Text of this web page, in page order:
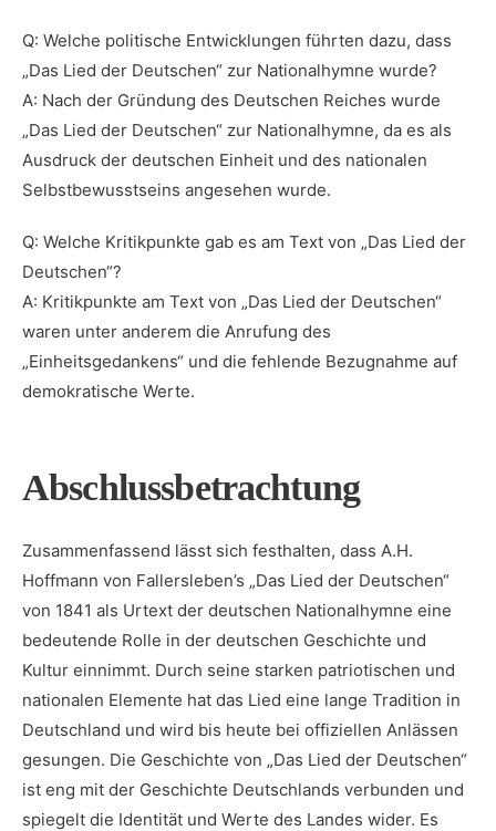
Q:⁣ Welche ‌politische Entwicklungen führten ⁤dazu, dass
„Das Lied ⁣der Deutschen“ zur Nationalhymne wurde?
A: Nach der Gründung des Deutschen Reiches wurde
⁣„Das Lied der Deutschen“ zur‍ Nationalhymne, da es als
Ausdruck der deutschen Einheit ‍und des nationalen
Selbstbewusstseins angesehen‌ wurde.
Q:⁣ Welche Kritikpunkte gab es am Text von „Das Lied ‌der
Deutschen“?
A: ⁤Kritikpunkte am Text von „Das Lied der Deutschen“
waren⁢ unter anderem die​ Anrufung des
„Einheitsgedankens“ und die fehlende‍ Bezugnahme‍ auf
demokratische Werte.
Abschlussbetrachtung
Zusammenfassend lässt‌ sich festhalten, dass A.H.
‍Hoffmann von Fallersleben’s „Das ⁢Lied der Deutschen“‍
von 1841 als ‌Urtext der deutschen Nationalhymne eine
bedeutende Rolle in der deutschen Geschichte und
Kultur einnimmt. Durch ⁣seine starken patriotischen‌ und
nationalen Elemente hat ‌das⁣ Lied eine lange Tradition in
Deutschland und wird bis heute bei offiziellen Anlässen
gesungen.​ Die Geschichte von „Das Lied der Deutschen“
ist eng mit der Geschichte Deutschlands verbunden und
spiegelt die Identität und ⁢Werte des Landes wider. ​Es